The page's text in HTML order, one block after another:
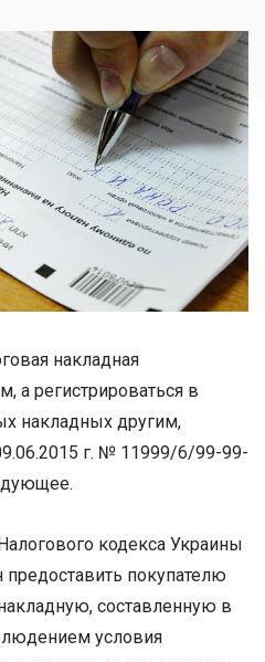
накладная
а регистрироваться в
накладных другим,
г. № 11999/6/99-99-
кодекса Украины
предоставить покупателю
составленную в
условия